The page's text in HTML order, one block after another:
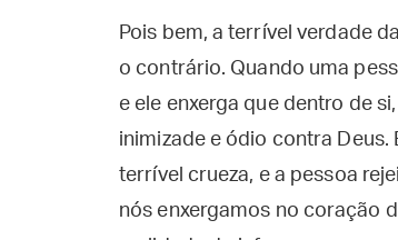
Pois bem, a terrível verdade
o contrário. Quando uma
e ele enxerga que dentro de
inimizade e ódio contra Deus.
terrível crueza, e a pessoa
nós enxergamos no coração